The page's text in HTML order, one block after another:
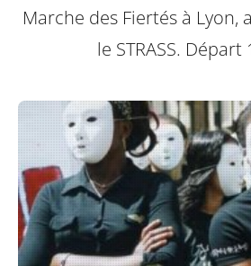
Marche des Fiertés à Lyon,
le STRASS. Départ